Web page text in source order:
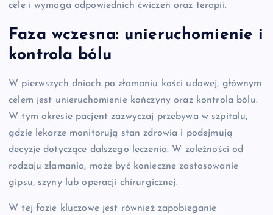
cele i wymaga odpowiednich ćwiczeń oraz terapii.
Faza wczesna: unieruchomienie i
kontrola bólu
W pierwszych dniach po złamaniu kości udowej, głównym
celem jest unieruchomienie kończyny oraz kontrola bólu.
W tym okresie pacjent zazwyczaj przebywa w szpitalu,
gdzie lekarze monitorują stan zdrowia i podejmują
decyzje dotyczące dalszego leczenia. W zależności od
rodzaju złamania, może być konieczne zastosowanie
gipsu, szyny lub operacji chirurgicznej.
W tej fazie kluczowe jest również zapobieganie